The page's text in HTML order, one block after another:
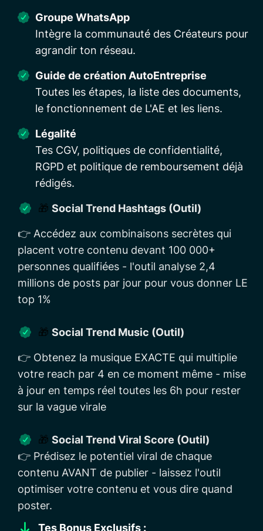
Groupe WhatsApp
Intègre la communauté des Créateurs pour
agrandir ton réseau.
Guide de création AutoEntreprise
Toutes les étapes, la liste des documents,
le fonctionnement de L'AE et les liens.
Légalité
Tes CGV, politiques de confidentialité,
RGPD et politique de remboursement déjà
rédigés.
🎁 Social Trend Hashtags (Outil)
👉 Accédez aux combinaisons secrètes qui
placent votre contenu devant 100 000+
personnes qualifiées - l'outil analyse 2,4
millions de posts par jour pour vous donner LE
top 1%
🎁 Social Trend Music (Outil)
👉 Obtenez la musique EXACTE qui multiplie
votre reach par 4 en ce moment même - mise
à jour en temps réel toutes les 6h pour rester
sur la vague virale
🎁 Social Trend Viral Score (Outil)
👉 Prédisez le potentiel viral de chaque
contenu AVANT de publier - laissez l'outil
optimiser votre contenu et vous dire quand
poster.
Tes Bonus Exclusifs :